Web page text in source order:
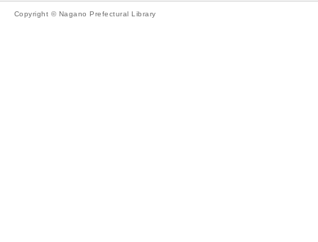
Copyright © Nagano Prefectural Library